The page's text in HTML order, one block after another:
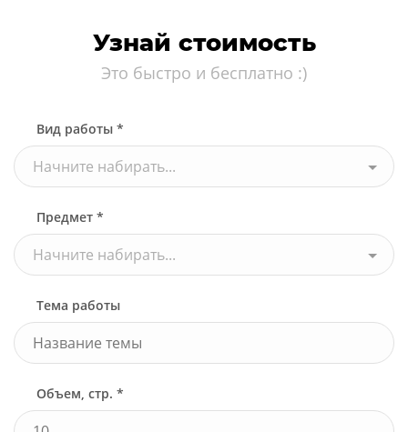
Узнай стоимость
Это быстро и бесплатно :)
Вид работы *
Начните набирать...
Предмет *
Начните набирать...
Тема работы
Объем, стр. *